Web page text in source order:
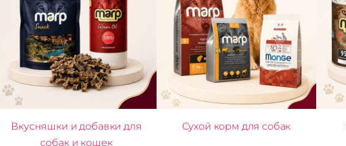
Вкусняшки и добавки для
собак и кошек
Сухой корм для собак